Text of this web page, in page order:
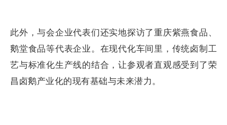
此外，与会企业代表们还实地探访了重庆紫燕食品、
鹅堂食品等代表企业。在现代化车间里，传统卤制工
艺与标准化生产线的结合，让参观者直观感受到了荣
昌卤鹅产业化的现有基础与未来潜力。